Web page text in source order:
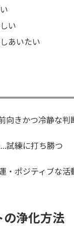
い
あいたい
向きかつ冷静な判
試練に打ち勝つ
・ポジティブな活
の浄化方法